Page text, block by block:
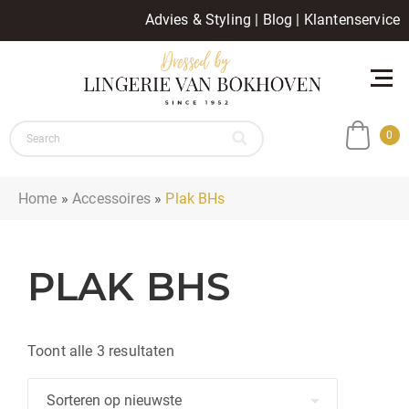
Advies & Styling | Blog | Klantenservice
0
Home »Accessoires» Plak BHs
PLAK BHS
Toont alle 3 resultatenGesorteerd
op
nieuwste